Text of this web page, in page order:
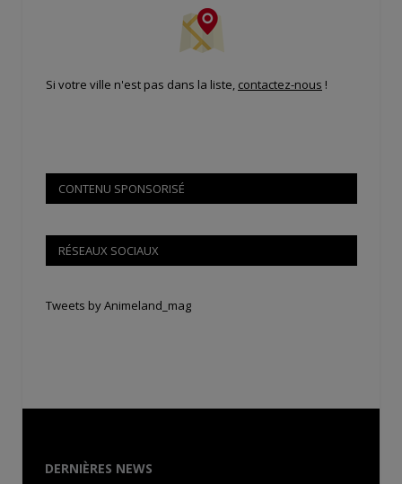
Si votre ville n'est pas dans la liste, contactez-nous !
CONTENU SPONSORISÉ
RÉSEAUX SOCIAUX
Tweets by Animeland_mag
DERNIÈRES NEWS